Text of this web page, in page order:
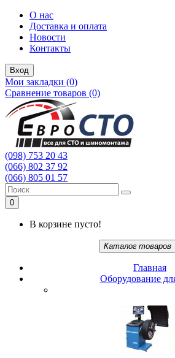
О нас
Доставка и оплата
Новости
Контакты
Вход
Мои закладки (0)
Сравнение товаров (0)
(098) 753 20 43
(066) 802 37 92
(066) 805 01 57
0
В корзине пусто!
Каталог товаров
Главная
Oбopудoвaниe